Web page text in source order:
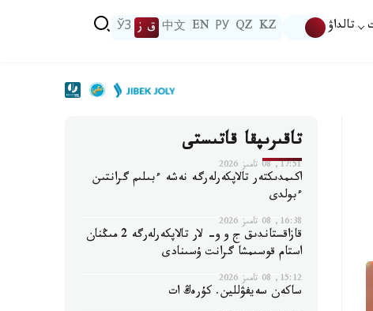
تالداۋ KZ
QZ
РУ
EN
中文 ق ز ЎЗ
تاقىرىپقا قاتىستى
17:51, 08 تامىز 2026
اكىمدىكتەر تالاپكەرلەرگە نەشە ءبىلىم گرانتىن
ءبولدى
16:38, 08 تامىز 2026
قازاقستاندىق ج و و- لار تالاپكەرلەرگە 2 مىڭنان
استام قوسىمشا گرانت ۇسىنادى
15:12, 08 تامىز 2026
ساكەن سەيفۋللين. كۇرەڭ ات